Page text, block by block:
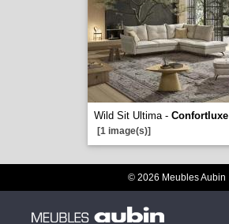
Wild Sit Ultima - Confortluxe
[1 image(s)]
© 2026 Meubles Aubin